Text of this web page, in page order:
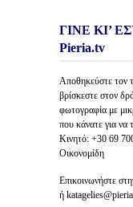
ΓΙΝΕ ΚΙ’
Pieria.tv
Αποθηκεύστε τον
βρίσκεστε στον
φωτογραφία με
που κάνατε για να
Κινητό: +30 69
Οικονομίδη
Επικοινωνήστε
ή